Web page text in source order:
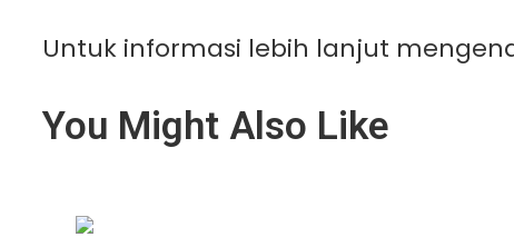
Untuk informasi lebih lanjut
You Might Also Like